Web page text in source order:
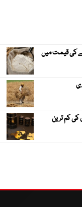
کی قیمت میں
کی کم ترین